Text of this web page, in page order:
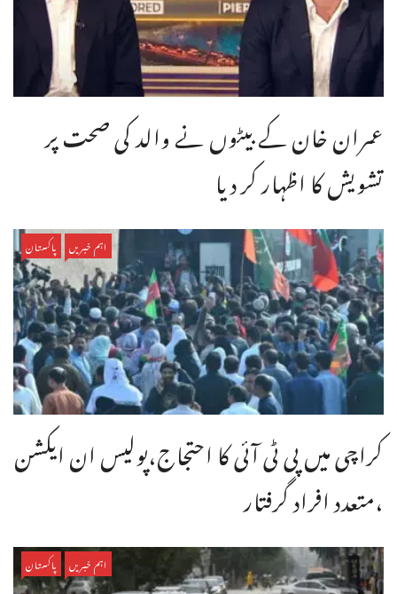
عمران خان کے بیٹوں نے والد کی صحت پر
تشویش کا اظہار کر دیا
اہم خبریں پاکستان
کراچی میں پی ٹی آئی کا احتجاج،پولیس ان ایکشن
،متعدد افراد گرفتار
اہم خبریں پاکستان